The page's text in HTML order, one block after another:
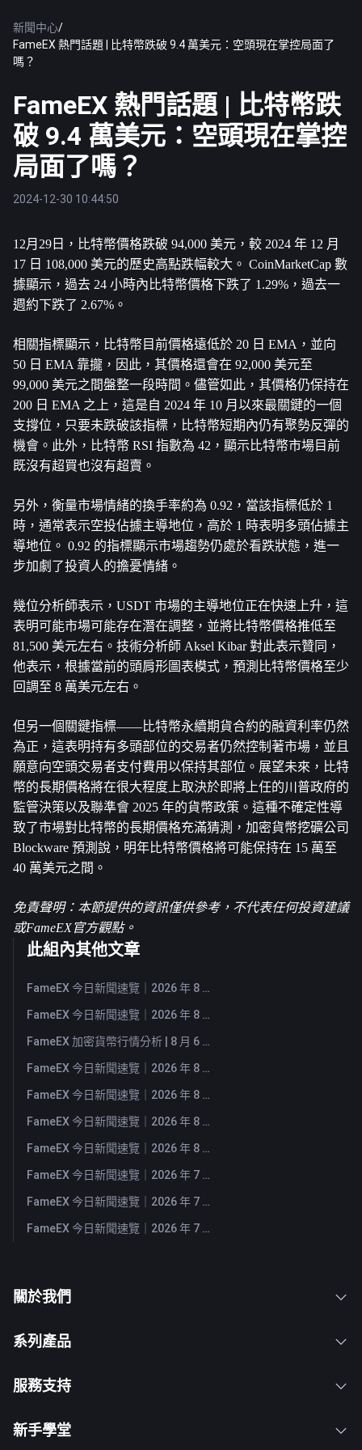
新聞中心/
FameEX 熱門話題 | 比特幣跌破 9.4 萬美元：空頭現在掌控局面了
嗎？
FameEX 熱門話題 | 比特幣跌
破 9.4 萬美元：空頭現在掌控
局面了嗎？
2024-12-30 10:44:50
12月29日， 比特幣價格跌破 94,000 美元，較 2024 年 12 月
17 日 108,000 美元的歷史高點跌幅較大。 CoinMarketCap 數
據顯示，過去 24 小時內比特幣價格下跌了 1.29%，過去一
週約下跌了 2.67%。
相關指標顯示，比特幣目前價格遠低於 20 日 EMA，並向
50 日 EMA 靠攏，因此，其價格還會在 92,000 美元至
99,000 美元之間盤整一段時間。儘管如此，其價格仍保持在
200 日 EMA 之上，這是自 2024 年 10 月以來最關鍵的一個
支撐位，只要未跌破該指標，比特幣短期內仍有聚勢反彈的
機會。此外，比特幣 RSI 指數為 42，顯示比特幣市場目前
既沒有超買也沒有超賣。
另外，衡量市場情緒的換手率約為 0.92，當該指標低於 1
時，通常表示空投佔據主導地位，高於 1 時表明多頭佔據主
導地位。 0.92 的指標顯示市場趨勢仍處於看跌狀態，進一
步加劇了投資人的擔憂情緒。
幾位分析師表示，USDT 市場的主導地位正在快速上升，這
表明可能市場可能存在潛在調整，並將比特幣價格推低至
81,500 美元左右。技術分析師 Aksel Kibar 對此表示贊同，
他表示，根據當前的頭肩形圖表模式，預測比特幣價格至少
回調至 8 萬美元左右。
但另一個關鍵指標——比特幣永續期貨合約的融資利率仍然
為正，這表明持有多頭部位的交易者仍然控制著市場，並且
願意向空頭交易者支付費用以保持其部位。展望未來，比特
幣的長期價格將在很大程度上取決於即將上任的川普政府的
監管決策以及聯準會 2025 年的貨幣政策。這種不確定性導
致了市場對比特幣的長期價格充滿猜測，加密貨幣挖礦公司
Blockware 預測說，明年比特幣價格將可能保持在 15 萬至
40 萬美元之間。
免責聲明：本節提供的資訊僅供參考，不代表任何投資建議
或FameEX官方觀點。
此組內其他文章
FameEX 今日新聞速覽｜2026 年 8 月 10 日
FameEX 今日新聞速覽｜2026 年 8 月 7 日
FameEX 加密貨幣行情分析 | 8 月 6 日, 2026
FameEX 今日新聞速覽｜2026 年 8 月 6 日
FameEX 今日新聞速覽｜2026 年 8 月 5 日
FameEX 今日新聞速覽｜2026 年 8 月 4 日
FameEX 今日新聞速覽｜2026 年 8 月 3 日
FameEX 今日新聞速覽｜2026 年 7 月 31 日
FameEX 今日新聞速覽｜2026 年 7 月 30 日
FameEX 今日新聞速覽｜2026 年 7 月 29 日
關於我們
系列產品
服務支持
新手學堂